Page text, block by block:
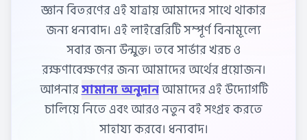
জ্ঞান বিতরণের এই যাত্রায় আমাদের সাথে থাকার
জন্য ধন্যবাদ। এই লাইব্রেরিটি সম্পূর্ণ বিনামূল্যে
সবার জন্য উন্মুক্ত। তবে সার্ভার খরচ ও
রক্ষণাবেক্ষণের জন্য আমাদের অর্থের প্রয়োজন।
আপনার
সামান্য অনুদানআমাদের এই উদ্যোগটি
চালিয়ে নিতে এবং আরও নতুন বই সংগ্রহ করতে
সাহায্য করবে। ধন্যবাদ।